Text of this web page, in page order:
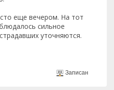
еще вечером. На тот
сильное
уточняются.
Записан